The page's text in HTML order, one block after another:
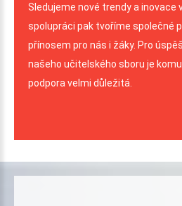
Sledujeme nové trendy a inovace
spolupráci pak tvoříme společné
přínosem pro nás i žáky. Pro
našeho učitelského sboru je
podpora velmi důležitá.